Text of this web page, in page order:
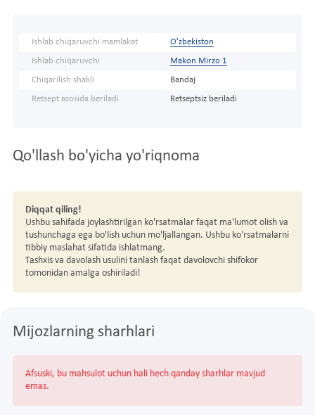
Ishlab chiqaruvchi mamlakat O'zbekiston
Ishlab chiqaruvchi Makon Mirzo 1
Chiqarilish shakli Bandaj
Retsept asosida beriladi Retseptsiz beriladi
Qo'llash bo'yicha yo'riqnoma
Diqqat qiling!
Ushbu sahifada joylashtirilgan ko'rsatmalar faqat ma'lumot olish va
tushunchaga ega bo'lish uchun mo'ljallangan. Ushbu ko'rsatmalarni
tibbiy maslahat sifatida ishlatmang.
Tashxis va davolash usulini tanlash faqat davolovchi shifokor
tomonidan amalga oshiriladi!
Mijozlarning sharhlari
Afsuski, bu mahsulot uchun hali hech qanday sharhlar mavjud
emas.